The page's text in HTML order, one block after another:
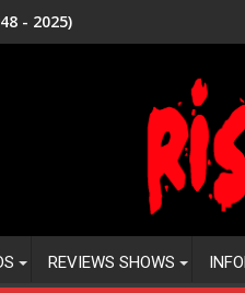
- 2025)
REVIEWS SHOWS